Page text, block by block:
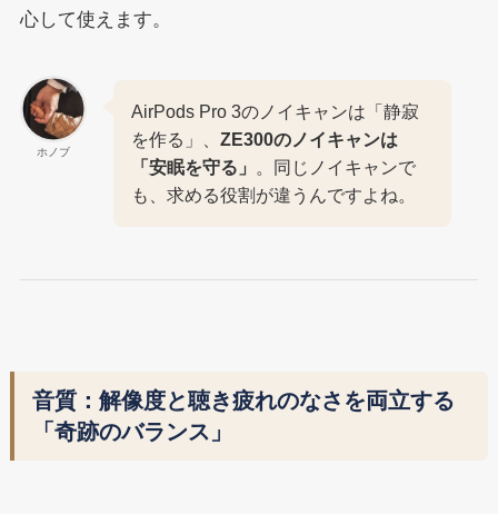
心して使えます。
ホノブ
AirPods Pro 3のノイキャンは「静寂
を作る」、ZE300のノイキャンは
「安眠を守る」
。同じノイキャンで
も、求める役割が違うんですよね。
音質：解像度と聴き疲れのなさを両立する
「奇跡のバランス」